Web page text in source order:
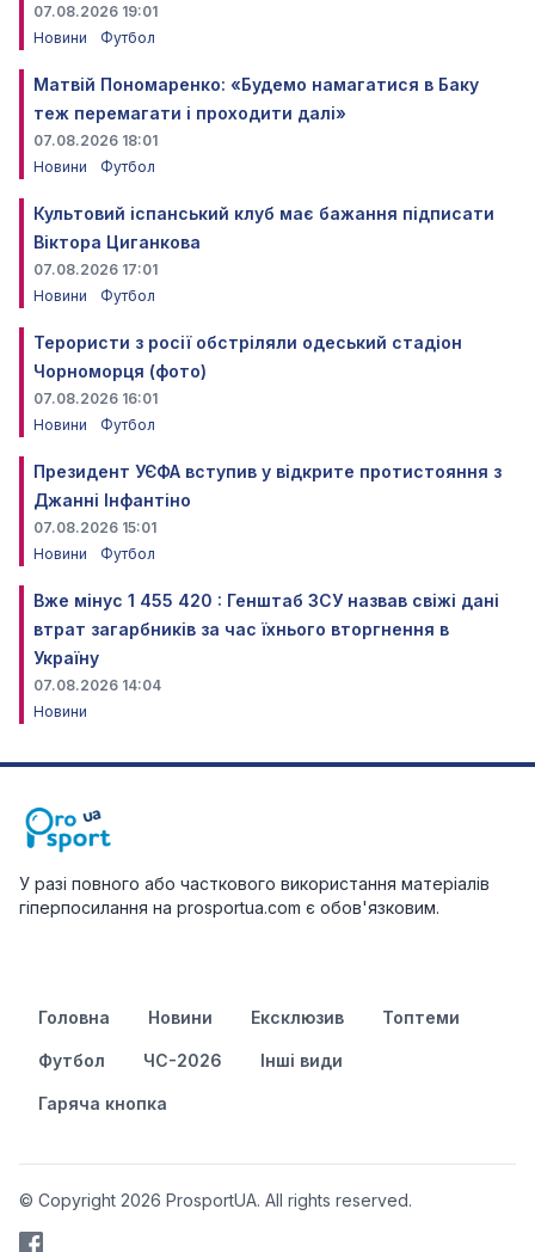
07.08.2026 19:01
Новини
Футбол
Матвій Пономаренко: «Будемо намагатися в Баку
теж перемагати і проходити далі»
07.08.2026 18:01
Новини
Футбол
Культовий іспанський клуб має бажання підписати
Віктора Циганкова
07.08.2026 17:01
Новини
Футбол
Терористи з росії обстріляли одеський стадіон
Чорноморця (фото)
07.08.2026 16:01
Новини
Футбол
Президент УЄФА вступив у відкрите протистояння з
Джанні Інфантіно
07.08.2026 15:01
Новини
Футбол
Вже мінус 1 455 420 : Генштаб ЗСУ назвав свіжі дані
втрат загарбників за час їхнього вторгнення в
Україну
07.08.2026 14:04
Новини
У разі повного або часткового використання матеріалів
гіперпосилання на prosportua.com є обов'язковим.
Головна Новини Ексклюзив Топтеми
Футбол ЧС-2026 Інші види
Гаряча кнопка
© Copyright 2026 ProsportUA. All rights reserved.